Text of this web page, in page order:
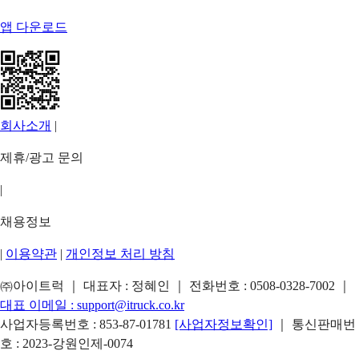
앱 다운로드
회사소개 |
제휴/광고 문의
|
채용정보
| 이용약관 | 개인정보 처리 방침
㈜아이트럭 ｜ 대표자 : 정혜인 ｜ 전화번호 : 0508-0328-7002
대표 이메일 : support@itruck.co.kr
사업자등록번호 : 853-87-01781 [사업자정보확인]
｜ 통신판매번
호 : 2023-강원인제-0074